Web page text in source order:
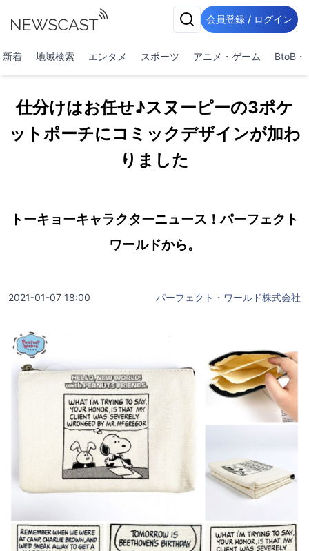
会員登録 / ログイン
新着 地域検索 エンタメ スポーツ アニメ・ゲーム BtoB・
仕分けはお任せ♪スヌーピーの3ポケ
ットポーチにコミックデザインが加わ
りました
トーキョーキャラクターニュース！パーフェクト
ワールドから。
2021-01-07 18:00 パーフェクト・ワールド株式会社